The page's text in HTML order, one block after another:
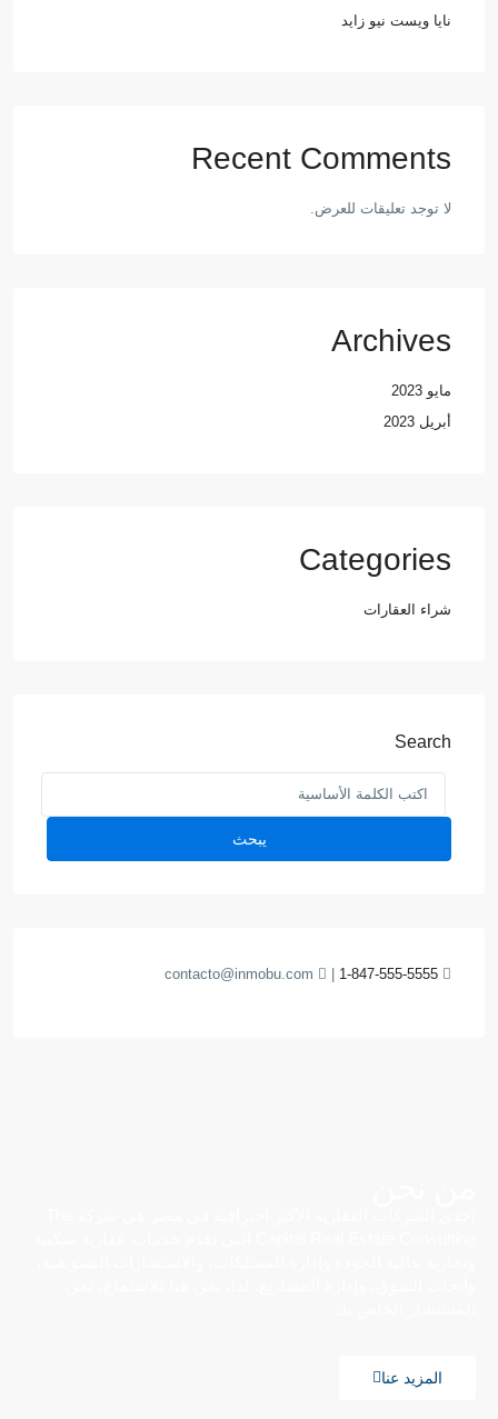
نايا ويست نيو زايد
Recent Comments
لا توجد تعليقات للعرض.
Archives
مايو 2023
أبريل 2023
Categories
شراء العقارات
Search
يبحث
1-847-555-5555
المزيد عنا